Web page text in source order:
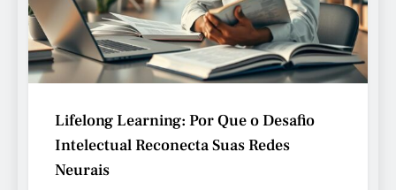
Lifelong Learning: Por Que o Desafio
Intelectual Reconecta Suas Redes
Neurais